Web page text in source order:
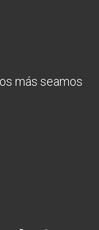
más seamos